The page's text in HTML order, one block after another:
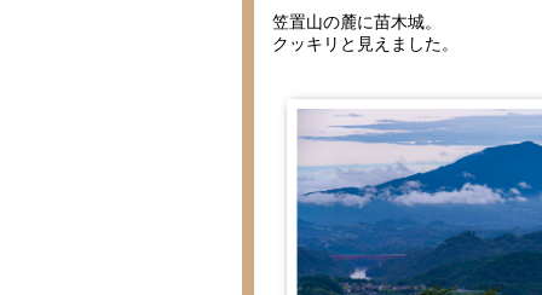
笠置山の麓に苗木城。
クッキリと見えました。